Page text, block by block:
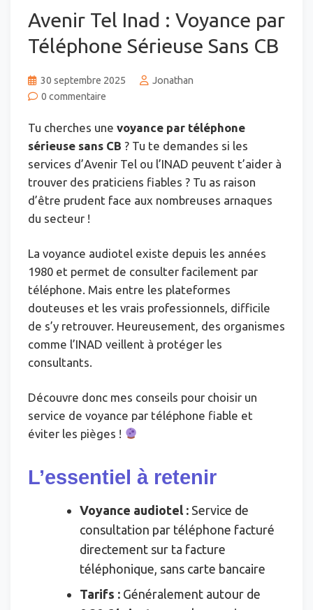
Avenir Tel Inad : Voyance par
Téléphone Sérieuse Sans CB
30 septembre 2025
Jonathan
0 commentaire
Tu cherches une voyance par téléphone
sérieuse sans CB ? Tu te demandes si les
services d’Avenir Tel ou l’INAD peuvent t’aider à
trouver des praticiens fiables ? Tu as raison
d’être prudent face aux nombreuses arnaques
du secteur !
La voyance audiotel existe depuis les années
1980 et permet de consulter facilement par
téléphone. Mais entre les plateformes
douteuses et les vrais professionnels, difficile
de s’y retrouver. Heureusement, des organismes
comme l’INAD veillent à protéger les
consultants.
Découvre donc mes conseils pour choisir un
service de voyance par téléphone fiable et
éviter les pièges !
L’essentiel à retenir
Voyance audiotel : Service de
consultation par téléphone facturé
directement sur ta facture
téléphonique, sans carte bancaire
Tarifs : Généralement autour de